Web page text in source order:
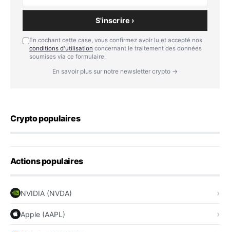
S'inscrire ›
En cochant cette case, vous confirmez avoir lu et accepté nos
conditions d'utilisation concernant le traitement des données
soumises via ce formulaire.
En savoir plus sur notre newsletter crypto →
Crypto populaires
Actions populaires
NVIDIA (NVDA)
Apple (AAPL)